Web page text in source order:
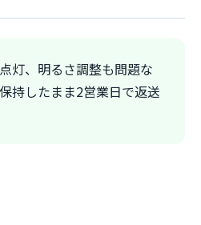
灯、明るさ調整も問題な
持したまま2営業日で返送